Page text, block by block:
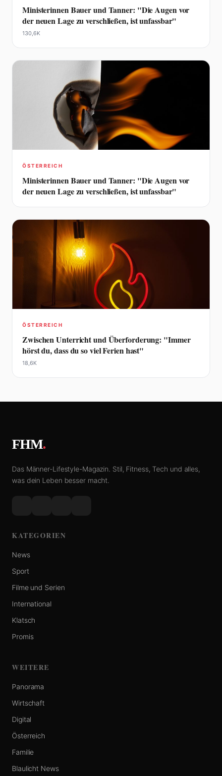
Ministerinnen Bauer und Tanner: "Die Augen vor
der neuen Lage zu verschließen, ist unfassbar"
130,6K
ÖSTERREICH
Ministerinnen Bauer und Tanner: "Die Augen vor
der neuen Lage zu verschließen, ist unfassbar"
ÖSTERREICH
Zwischen Unterricht und Überforderung: "Immer
hörst du, dass du so viel Ferien hast"
18,6K
FHM.
Das Männer-Lifestyle-Magazin. Stil, Fitness, Tech und alles,
was dein Leben besser macht.
KATEGORIEN
News
Sport
Filme und Serien
International
Klatsch
Promis
WEITERE
Panorama
Wirtschaft
Digital
Österreich
Familie
Blaulicht News